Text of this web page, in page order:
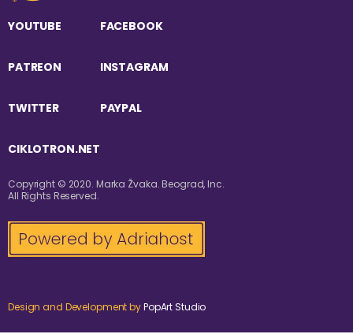
YOUTUBE FACEBOOK
PATREON INSTAGRAM
TWITTER PAYPAL
CIKLOTRON.NET
Copyright © 2020. Marka Žvaka. Beograd, Inc.
All Rights Reserved.
Design and Development byPopArt Studio